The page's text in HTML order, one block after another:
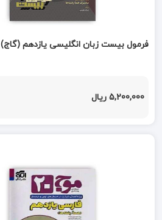
فرمول بیست زبان انگلیسی یازدهم (گاج)
5,200,000 ریال